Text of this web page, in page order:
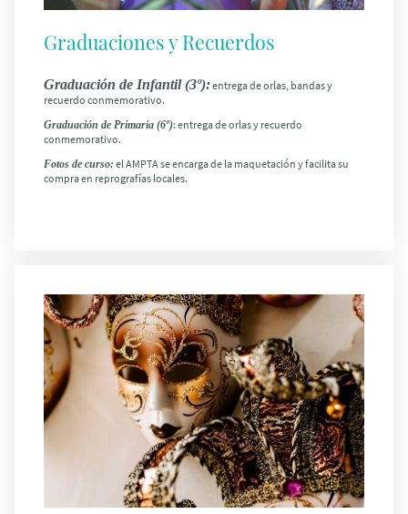
Graduaciones y Recuerdos
Graduación de Infantil (3º):entrega de orlas, bandas y
recuerdo conmemorativo.
Graduación de Primaria (6º): entrega de orlas y recuerdo
conmemorativo.
Fotos de curso: el AMPTA se encarga de la maquetación y facilita su
compra en reprografías locales.